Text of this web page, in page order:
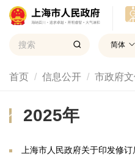
简体
首页 信息公开 市政府
2025年
上海市人民政府关于印发修订后的《上